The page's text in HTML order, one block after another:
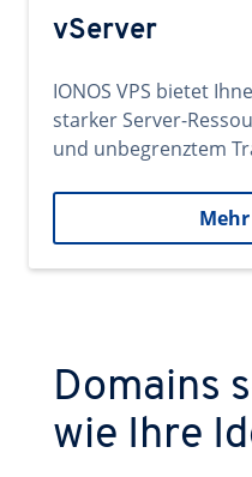
vServer
IONOS VPS bietet
starker Server-
und unbegrenztem
Domains
wie Ihre